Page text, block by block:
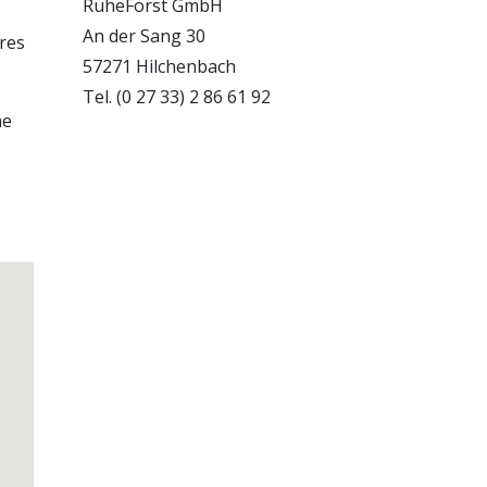
RuheForst GmbH
An der Sang 30
57271 Hilchenbach
Tel. (0 27 33) 2 86 61 92